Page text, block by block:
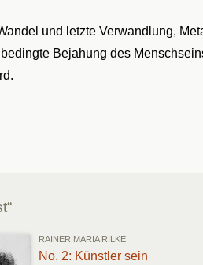
und letzte Verwandlung,
Bejahung des
RAINER MARIA RILKE
No. 2: Künstler sein